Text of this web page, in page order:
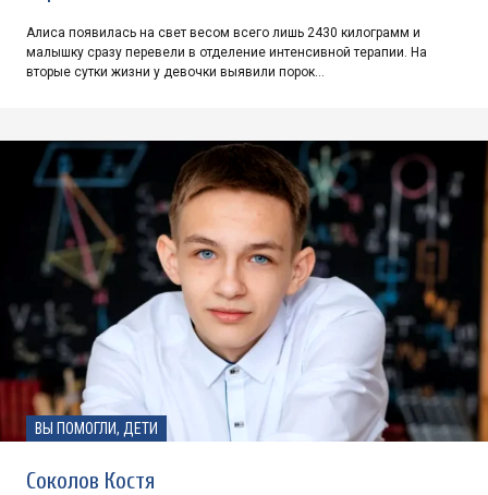
Алиса появилась на свет весом всего лишь 2430 килограмм и
малышку сразу перевели в отделение интенсивной терапии. На
вторые сутки жизни у девочки выявили порок…
ВЫ ПОМОГЛИ, ДЕТИ
Соколов Костя